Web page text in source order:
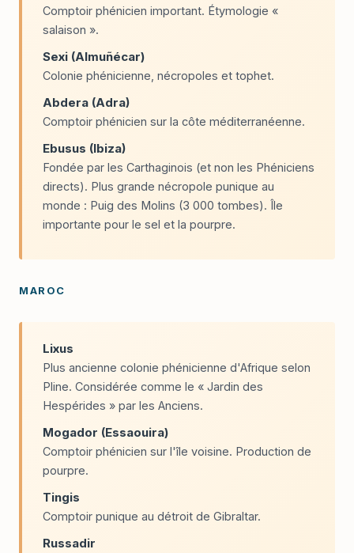
Comptoir phénicien important. Étymologie «
salaison ».
Sexi (Almuñécar)
Colonie phénicienne, nécropoles et tophet.
Abdera (Adra)
Comptoir phénicien sur la côte méditerranéenne.
Ebusus (Ibiza)
Fondée par les Carthaginois (et non les Phéniciens
directs). Plus grande nécropole punique au
monde : Puig des Molins (3 000 tombes). Île
importante pour le sel et la pourpre.
MAROC
Lixus
Plus ancienne colonie phénicienne d'Afrique selon
Pline. Considérée comme le « Jardin des
Hespérides » par les Anciens.
Mogador (Essaouira)
Comptoir phénicien sur l'île voisine. Production de
pourpre.
Tingis
Comptoir punique au détroit de Gibraltar.
Russadir